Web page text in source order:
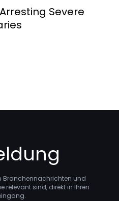
Severe
Branchennachrichten und
relevant sind, direkt in Ihren